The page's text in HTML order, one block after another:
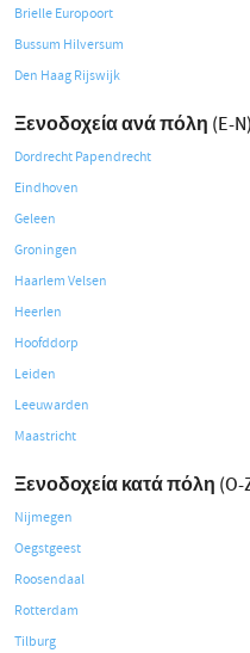
Brielle Europoort
Bussum Hilversum
Den Haag Rijswijk
Ξενοδοχεία ανά πόλη (E-N)
Dordrecht Papendrecht
Eindhoven
Geleen
Groningen
Haarlem Velsen
Heerlen
Hoofddorp
Leiden
Leeuwarden
Maastricht
Ξενοδοχεία κατά πόλη (O-
Nijmegen
Oegstgeest
Roosendaal
Rotterdam
Tilburg